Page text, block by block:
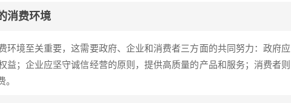
消费环境
环境至关重要，这需要政府、企业和消费者三方面的共同努力：政府应
益；企业应坚守诚信经营的原则，提供高质量的产品和服务；消费者则